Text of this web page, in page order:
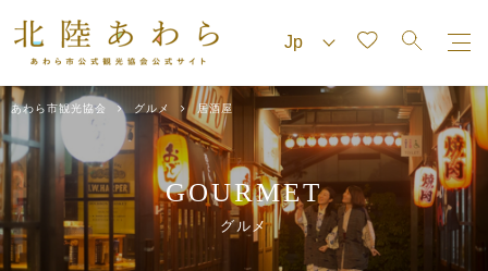
あわら市観光協会 グルメ 居酒屋
GOURMET
グルメ